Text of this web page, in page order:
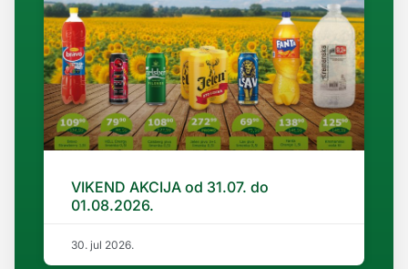
VIKEND AKCIJA od 31.07. do
01.08.2026.
30. jul 2026.